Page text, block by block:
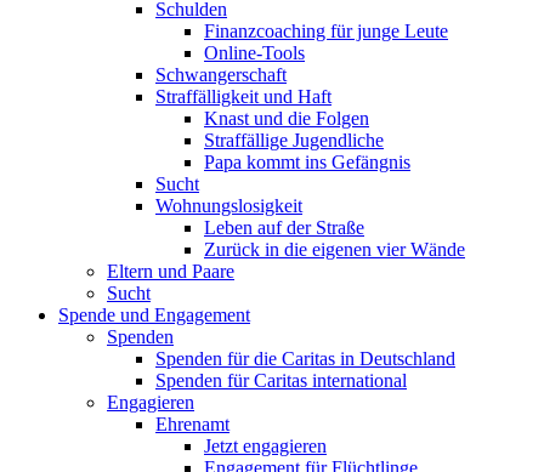
Schulden
Finanzcoaching für junge Leute
Online-Tools
Schwangerschaft
Straffälligkeit und Haft
Knast und die Folgen
Straffällige Jugendliche
Papa kommt ins Gefängnis
Sucht
Wohnungslosigkeit
Leben auf der Straße
Zurück in die eigenen vier Wände
Eltern und Paare
Sucht
Spende und Engagement
Spenden
Spenden für die Caritas in Deutschland
Spenden für Caritas international
Engagieren
Ehrenamt
Jetzt engagieren